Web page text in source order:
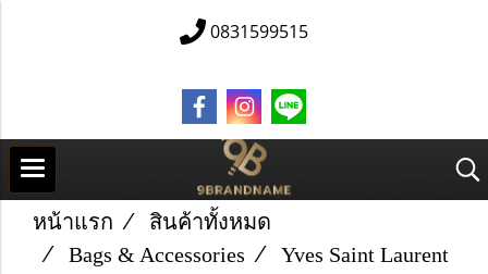
0831599515
หน้าแรก
สินค้าทั้งหมด
Bags & Accessories
Yves Saint Laurent